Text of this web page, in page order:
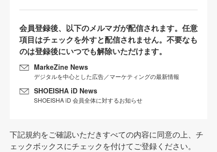
会員登録後、以下のメルマガが配信されます。任意
項目はチェックを外すと配信されません。不要なも
のは登録後にいつでも解除いただけます。
MarkeZine News
デジタルを中心とした広告／マーケティングの最新情報
SHOEISHA iD News
SHOEISHA iD 会員全体に対するお知らせ
下記規約をご確認いただきすべての内容に同意の上、チ
ェックボックスにチェックを付けてご登録ください。